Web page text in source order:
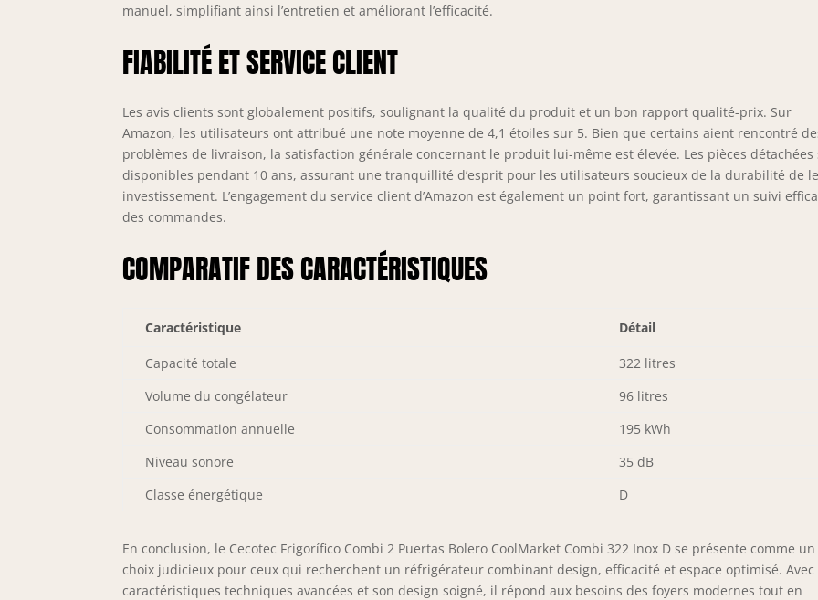
manuel, simplifiant ainsi l’entretien et améliorant l’efficacité.
FIABILITÉ ET SERVICE CLIENT
Les avis clients sont globalement positifs, soulignant la qualité du produit et un bon rapport qualité-prix. Sur
Amazon, les utilisateurs ont attribué une note moyenne de 4,1 étoiles sur 5. Bien que certains aient rencontré
problèmes de livraison, la satisfaction générale concernant le produit lui-même est élevée. Les pièces détachées
disponibles pendant 10 ans, assurant une tranquillité d’esprit pour les utilisateurs soucieux de la durabilité de
investissement. L’engagement du service client d’Amazon est également un point fort, garantissant un suivi
des commandes.
COMPARATIF DES CARACTÉRISTIQUES
Caractéristique Détail
Capacité totale
322 litres
Volume du congélateur
96 litres
Consommation annuelle
195 kWh
Niveau sonore
35 dB
Classe énergétique
D
En conclusion, le Cecotec Frigorífico Combi 2 Puertas Bolero CoolMarket Combi 322 Inox D se présente comme un
choix judicieux pour ceux qui recherchent un réfrigérateur combinant design, efficacité et espace optimisé. Avec
caractéristiques techniques avancées et son design soigné, il répond aux besoins des foyers modernes tout en